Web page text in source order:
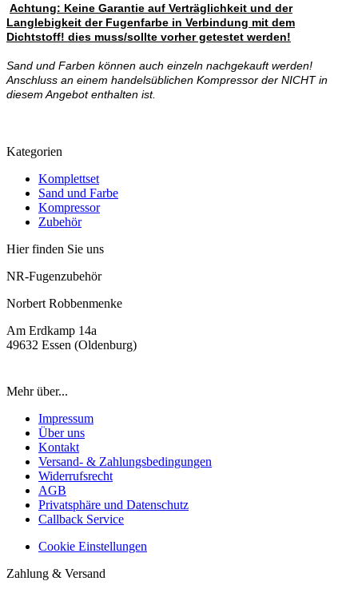
Achtung: Keine Garantie auf Verträglichkeit und der
Langlebigkeit der Fugenfarbe in Verbindung mit dem
Dichtstoff! dies muss/sollte vorher getestet werden!
Sand und Farben können auch einzeln nachgekauft werden!
Anschluss an einem handelsüblichen Kompressor der NICHT in
diesem Angebot enthalten ist.
Kategorien
Komplettset
Sand und Farbe
Kompressor
Zubehör
Hier finden Sie uns
NR-Fugenzubehör
Norbert Robbenmenke
Am Erdkamp 14a
49632 Essen (Oldenburg)
Mehr über...
Impressum
Über uns
Kontakt
Versand- & Zahlungsbedingungen
Widerrufsrecht
AGB
Privatsphäre und Datenschutz
Callback Service
Cookie Einstellungen
Zahlung & Versand